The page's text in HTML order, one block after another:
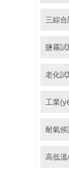
三綜
鹽霧
老化
工業
耐氣
高低